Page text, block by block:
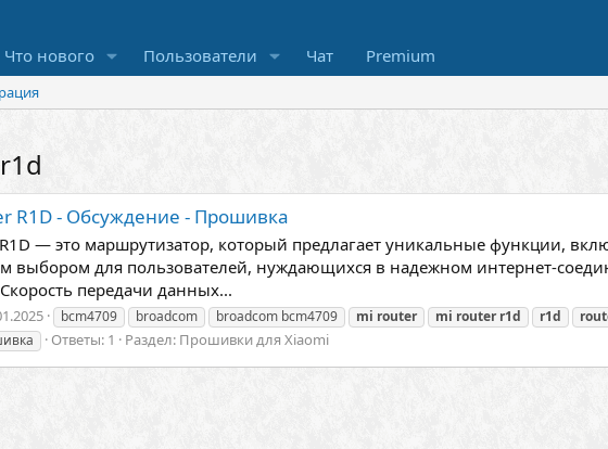
Что нового Пользователи Чат Premium
R1D - Обсуждение - Прошивка
— это маршрутизатор, который предлагает уникальные функции,
выбором для пользователей, нуждающихся в надежном интернет-
передачи данных...
bcm4709 broadcom broadcom bcm4709 mi router mi router r1d r1d
Ответы: 1 Раздел: Прошивки для Xiaomi